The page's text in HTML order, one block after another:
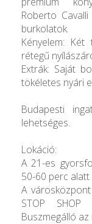
Roberto
burkolatok.
Kényelem:
rétegű
Extrák: Saját
tökéletes nyári
Budapesti
lehetséges.
​Lokáció:
A 21-es
50-60 perc
A
STOP
Buszmegálló